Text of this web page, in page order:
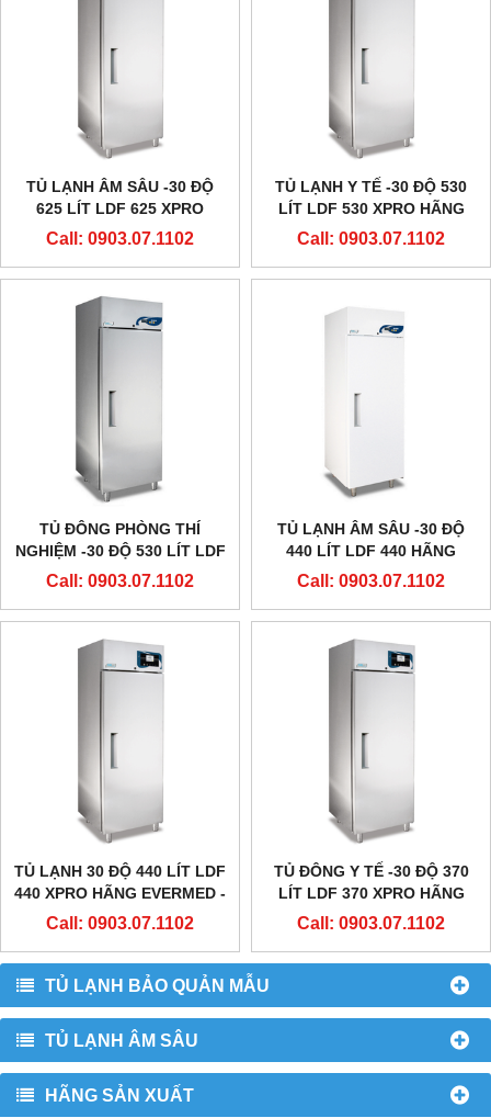
TỦ LẠNH BẢO QUẢN MẪU
TỦ LẠNH ÂM SÂU
HÃNG SẢN XUẤT
TỦ LẠNH ÂM SÂU -30 ĐỘ
625 LÍT LDF 625 XPRO
HÃNG EVERMED - Ý
Call: 0903.07.1102
TỦ LẠNH Y TẾ -30 ĐỘ 530
LÍT LDF 530 XPRO HÃNG
EVERMED - Ý
Call: 0903.07.1102
TỦ ĐÔNG PHÒNG THÍ
NGHIỆM -30 ĐỘ 530 LÍT LDF
530 HÃNG EVERMED - Ý
Call: 0903.07.1102
TỦ LẠNH ÂM SÂU -30 ĐỘ
440 LÍT LDF 440 HÃNG
EVERMED - Ý
Call: 0903.07.1102
TỦ LẠNH 30 ĐỘ 440 LÍT LDF
440 XPRO HÃNG EVERMED -
Ý
Call: 0903.07.1102
TỦ ĐÔNG Y TẾ -30 ĐỘ 370
LÍT LDF 370 XPRO HÃNG
EVERMED - CHÂU ÂU
Call: 0903.07.1102